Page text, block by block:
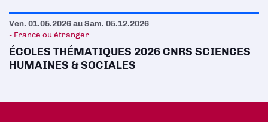
Ven. 01.05.2026auSam. 05.12.2026
- France ou étranger
ÉCOLES THÉMATIQUES 2026 CNRS SCIENCES
HUMAINES & SOCIALES